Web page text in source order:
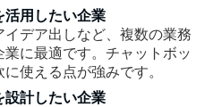
活用したい企業
デア出しなど、複数の業務
に最適です。チャットボッ
使える点が強みです。
設計したい企業